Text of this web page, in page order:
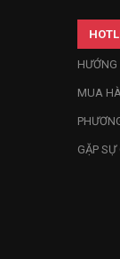
MUA
GẶP